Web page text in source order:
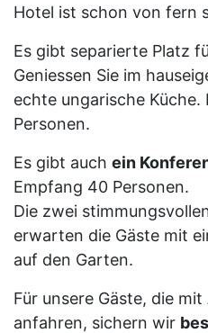
Hotel ist schon von fern
Es gibt separierte Platz
Geniessen Sie im
echte ungarische Küche.
Personen.
Es gibt auch ein
Empfang 40 Personen.
Die zwei
erwarten die Gäste mit
auf den Garten.
Für unsere Gäste, die
anfahren, sichern wir